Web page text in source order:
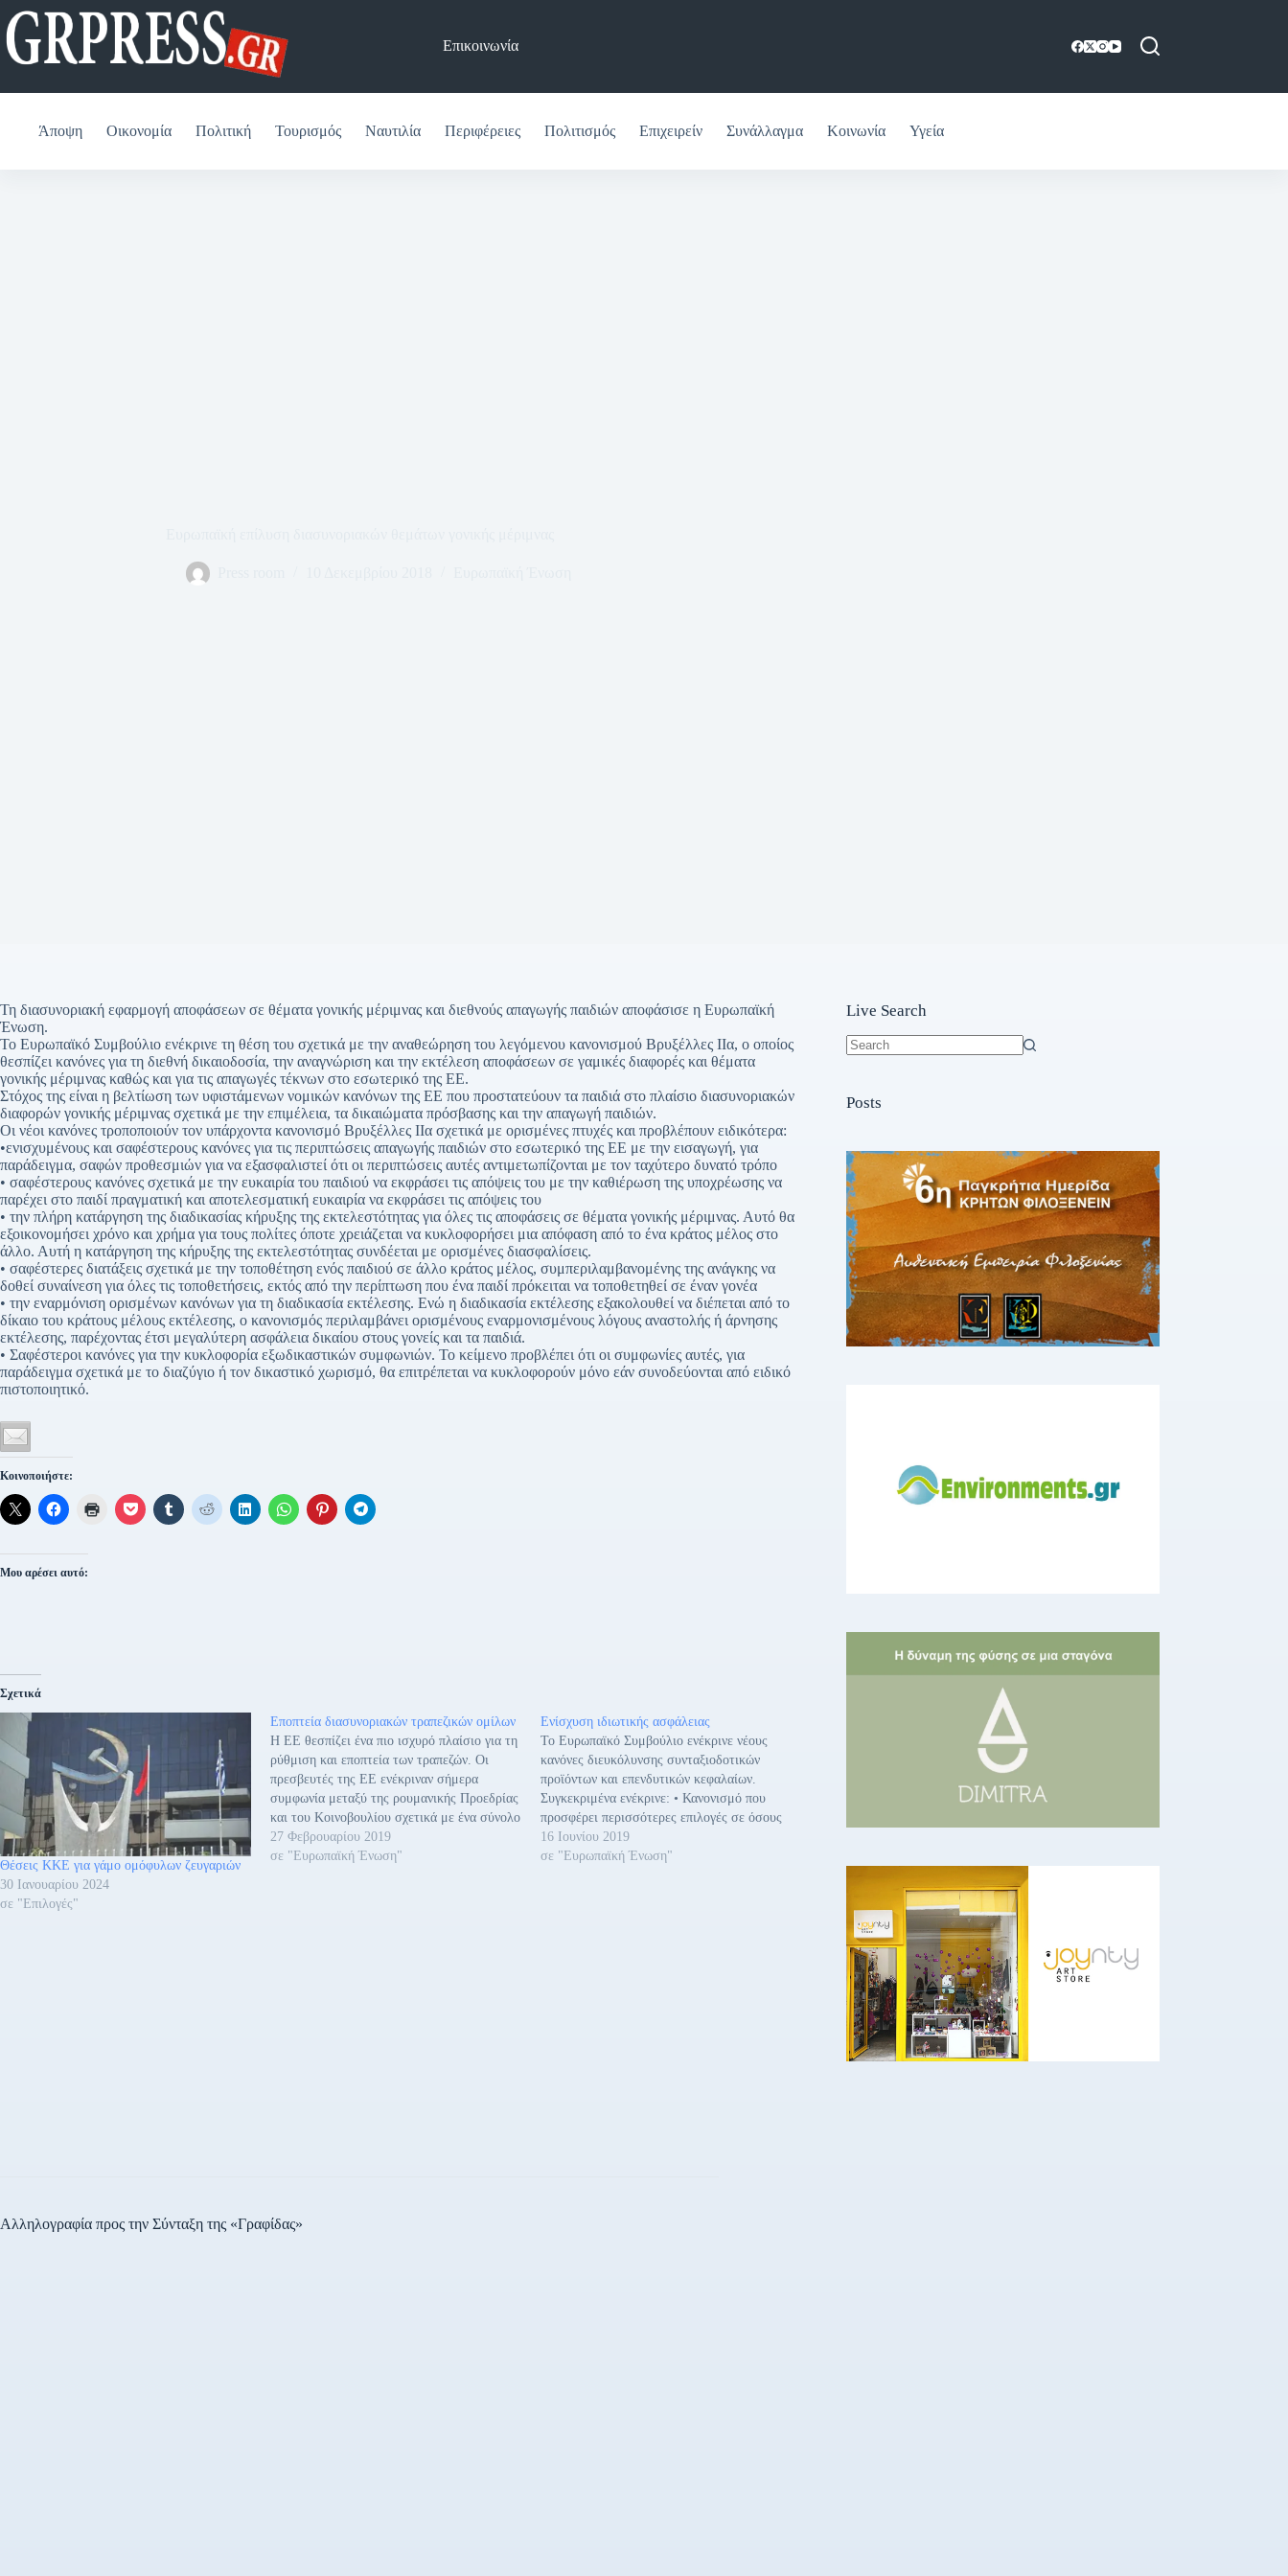
Μετάβαση
στο
περιεχόμενο
Επικοινωνία
Άποψη Οικονομία Πολιτική Τουρισμός Ναυτιλία Περιφέρειες Πολιτισμός Επιχειρείν Συνάλλαγμα Κοινωνία Υγεία
Τη διασυνοριακή εφαρμογή αποφάσεων σε θέματα γονικής μέριμνας και διεθνούς απαγωγής παιδιών αποφάσισε η Ευρωπαϊκή
Ένωση.
Το Ευρωπαϊκό Συμβούλιο ενέκρινε τη θέση του σχετικά με την αναθεώρηση του λεγόμενου κανονισμού Βρυξέλλες ΙΙα, ο οποίος
θεσπίζει κανόνες για τη διεθνή δικαιοδοσία, την αναγνώριση και την εκτέλεση αποφάσεων σε γαμικές διαφορές και θέματα
γονικής μέριμνας καθώς και για τις απαγωγές τέκνων στο εσωτερικό της ΕΕ.
Στόχος της είναι η βελτίωση των υφιστάμενων νομικών κανόνων της ΕΕ που προστατεύουν τα παιδιά στο πλαίσιο διασυνοριακών
διαφορών γονικής μέριμνας σχετικά με την επιμέλεια, τα δικαιώματα πρόσβασης και την απαγωγή παιδιών.
Οι νέοι κανόνες τροποποιούν τον υπάρχοντα κανονισμό Βρυξέλλες ΙΙα σχετικά με ορισμένες πτυχές και προβλέπουν ειδικότερα:
•ενισχυμένους και σαφέστερους κανόνες για τις περιπτώσεις απαγωγής παιδιών στο εσωτερικό της ΕΕ με την εισαγωγή, για
παράδειγμα, σαφών προθεσμιών για να εξασφαλιστεί ότι οι περιπτώσεις αυτές αντιμετωπίζονται με τον ταχύτερο δυνατό τρόπο
• σαφέστερους κανόνες σχετικά με την ευκαιρία του παιδιού να εκφράσει τις απόψεις του με την καθιέρωση της υποχρέωσης να
παρέχει στο παιδί πραγματική και αποτελεσματική ευκαιρία να εκφράσει τις απόψεις του
• την πλήρη κατάργηση της διαδικασίας κήρυξης της εκτελεστότητας για όλες τις αποφάσεις σε θέματα γονικής μέριμνας. Αυτό θα
εξοικονομήσει χρόνο και χρήμα για τους πολίτες όποτε χρειάζεται να κυκλοφορήσει μια απόφαση από το ένα κράτος μέλος στο
άλλο. Αυτή η κατάργηση της κήρυξης της εκτελεστότητας συνδέεται με ορισμένες διασφαλίσεις.
• σαφέστερες διατάξεις σχετικά με την τοποθέτηση ενός παιδιού σε άλλο κράτος μέλος, συμπεριλαμβανομένης της ανάγκης να
δοθεί συναίνεση για όλες τις τοποθετήσεις, εκτός από την περίπτωση που ένα παιδί πρόκειται να τοποθετηθεί σε έναν γονέα
• την εναρμόνιση ορισμένων κανόνων για τη διαδικασία εκτέλεσης. Ενώ η διαδικασία εκτέλεσης εξακολουθεί να διέπεται από το
δίκαιο του κράτους μέλους εκτέλεσης, ο κανονισμός περιλαμβάνει ορισμένους εναρμονισμένους λόγους αναστολής ή άρνησης
εκτέλεσης, παρέχοντας έτσι μεγαλύτερη ασφάλεια δικαίου στους γονείς και τα παιδιά.
• Σαφέστεροι κανόνες για την κυκλοφορία εξωδικαστικών συμφωνιών. Το κείμενο προβλέπει ότι οι συμφωνίες αυτές, για
παράδειγμα σχετικά με το διαζύγιο ή τον δικαστικό χωρισμό, θα επιτρέπεται να κυκλοφορούν μόνο εάν συνοδεύονται από ειδικό
πιστοποιητικό.
Κοινοποιήστε:
Μου αρέσει αυτό:
Σχετικά
Θέσεις ΚΚΕ για γάμο ομόφυλων ζευγαριών
30 Ιανουαρίου 2024
σε "Επιλογές"
Εποπτεία διασυνοριακών τραπεζικών ομίλων
Η ΕΕ θεσπίζει ένα πιο ισχυρό πλαίσιο για τη
ρύθμιση και εποπτεία των τραπεζών. Οι
πρεσβευτές της ΕΕ ενέκριναν σήμερα
συμφωνία μεταξύ της ρουμανικής Προεδρίας
και του Κοινοβουλίου σχετικά με ένα σύνολο
αναθεωρημένων κανόνων που αποσκοπούν
στη μείωση των κινδύνων στον τραπεζικό
27 Φεβρουαρίου 2019
σε "Ευρωπαϊκή Ένωση"
Ενίσχυση ιδιωτικής ασφάλειας
Το Ευρωπαϊκό Συμβούλιο ενέκρινε νέους
κανόνες διευκόλυνσης συνταξιοδοτικών
προϊόντων και επενδυτικών κεφαλαίων.
Συγκεκριμένα ενέκρινε: • Κανονισμό που
προσφέρει περισσότερες επιλογές σε όσους
επιθυμούν να αποταμιεύσουν ενόψει της
συνταξιοδότησής τους και διευρύνει την
16 Ιουνίου 2019
σε "Ευρωπαϊκή Ένωση"
Live Search
Posts
Αλληλογραφία προς την Σύνταξη της «Γραφίδας»